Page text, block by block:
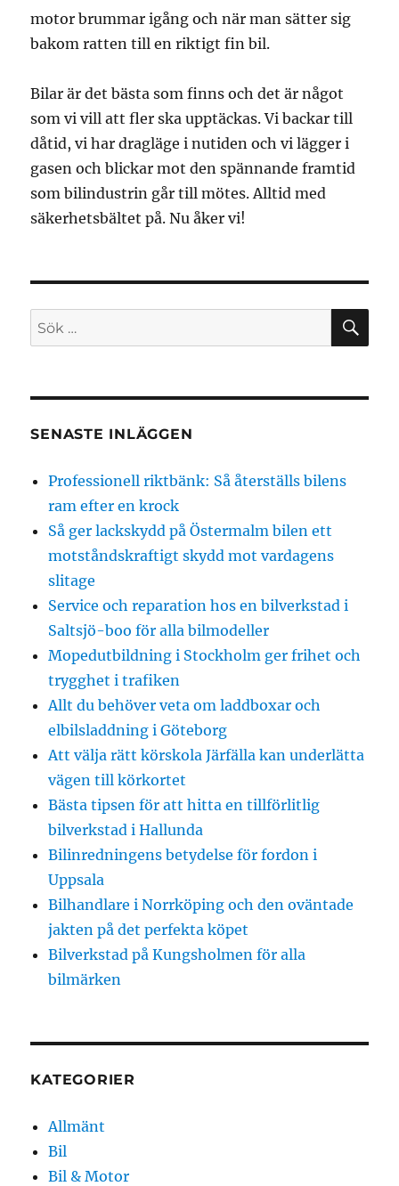
motor brummar igång och när man sätter sig
bakom ratten till en riktigt fin bil.
Bilar är det bästa som finns och det är något
som vi vill att fler ska upptäckas. Vi backar till
dåtid, vi har dragläge i nutiden och vi lägger i
gasen och blickar mot den spännande framtid
som bilindustrin går till mötes. Alltid med
säkerhetsbältet på. Nu åker vi!
Sök
efter:
SENASTE INLÄGGEN
Professionell riktbänk: Så återställs bilens
ram efter en krock
Så ger lackskydd på Östermalm bilen ett
motståndskraftigt skydd mot vardagens
slitage
Service och reparation hos en bilverkstad i
Saltsjö-boo för alla bilmodeller
Mopedutbildning i Stockholm ger frihet och
trygghet i trafiken
Allt du behöver veta om laddboxar och
elbilsladdning i Göteborg
Att välja rätt körskola Järfälla kan underlätta
vägen till körkortet
Bästa tipsen för att hitta en tillförlitlig
bilverkstad i Hallunda
Bilinredningens betydelse för fordon i
Uppsala
Bilhandlare i Norrköping och den oväntade
jakten på det perfekta köpet
Bilverkstad på Kungsholmen för alla
bilmärken
KATEGORIER
Allmänt
Bil
Bil & Motor